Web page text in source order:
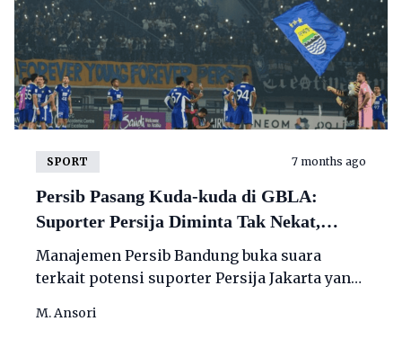
SPORT 7 months ago
Persib Pasang Kuda-kuda di GBLA:
Suporter Persija Diminta Tak Nekat,
Pengamanan Diperketat
Manajemen Persib Bandung buka suara
terkait potensi suporter Persija Jakarta yang
Bandung Lautan Api (GBLA)
M. Ansori